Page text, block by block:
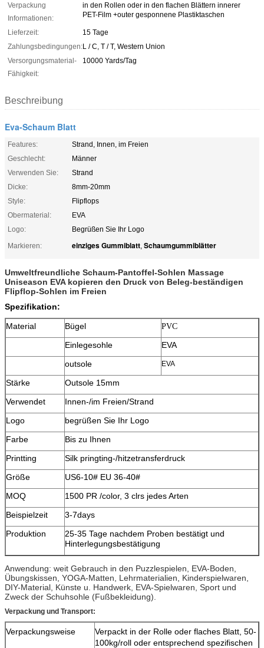
Verpackung
Informationen:
in den Rollen oder in den flachen Blättern innerer
PET-Film +outer gesponnene Plastiktaschen
Lieferzeit:
15 Tage
Zahlungsbedingungen:L / C, T / T, Western Union
Versorgungsmaterial-
Fähigkeit:
10000 Yards/Tag
Beschreibung
Eva-Schaum Blatt
Features:
Strand, Innen, im Freien
Geschlecht:
Männer
Verwenden Sie:
Strand
Dicke:
8mm-20mm
Style:
Flipflops
Obermaterial:
EVA
Logo:
Begrüßen Sie Ihr Logo
Markieren:
einziges Gummiblatt, Schaumgummiblätter
Umweltfreundliche Schaum-Pantoffel-Sohlen Massage
Uniseason EVA kopieren den Druck von Beleg-beständigen
Flipflop-Sohlen im Freien
Spezifikation:
Material Bügel PVC
Einlegesohle
EVA
outsole
EVA
Stärke
Outsole 15mm
Verwendet
Innen-/im Freien/Strand
Logo
begrüßen Sie Ihr Logo
Farbe
Bis zu Ihnen
Printting
Silk pringting-/hitzetransferdruck
Größe
US6-10# EU 36-40#
MOQ
1500 PR /color, 3 clrs jedes Arten
Beispielzeit
3-7days
Produktion
25-35 Tage nachdem Proben bestätigt und
Hinterlegungsbestätigung
Anwendung: weit Gebrauch in den Puzzlespielen, EVA-Boden,
Übungskissen, YOGA-Matten, Lehrmaterialien, Kinderspielwaren,
DIY-Material, Künste u. Handwerk, EVA-Spielwaren, Sport und
Zweck der Schuhsohle (Fußbekleidung).
Verpackung und Transport:
Verpackungsweise
Verpackt in der Rolle oder flaches Blatt, 50-
100kg/roll oder entsprechend spezifischen